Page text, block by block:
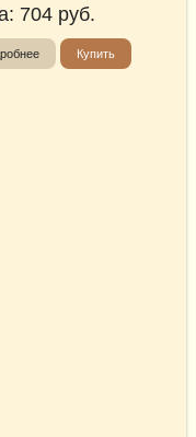
704 руб.
Купить